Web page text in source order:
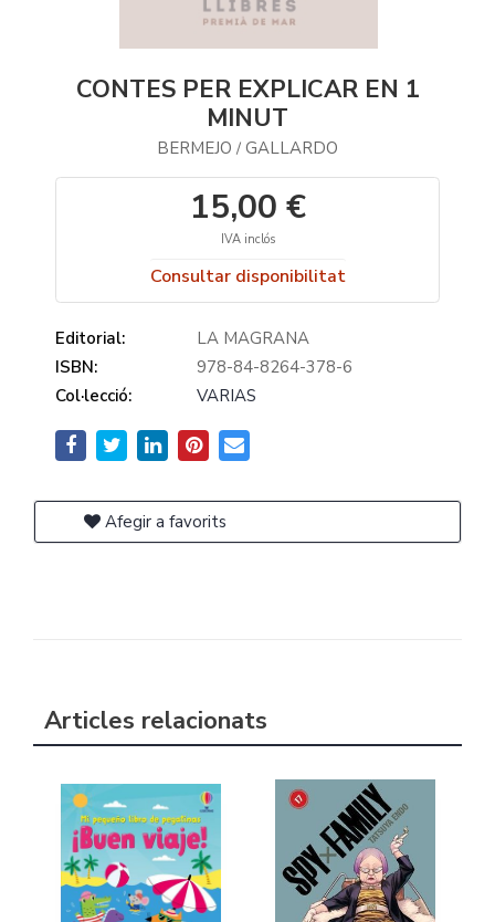
CONTES PER EXPLICAR EN 1
MINUT
BERMEJO / GALLARDO
15,00 €
IVA inclós
Consultar disponibilitat
Editorial:
LA MAGRANA
ISBN:
978-84-8264-378-6
Col·lecció:
VARIAS
Afegir a favorits
Articles relacionats